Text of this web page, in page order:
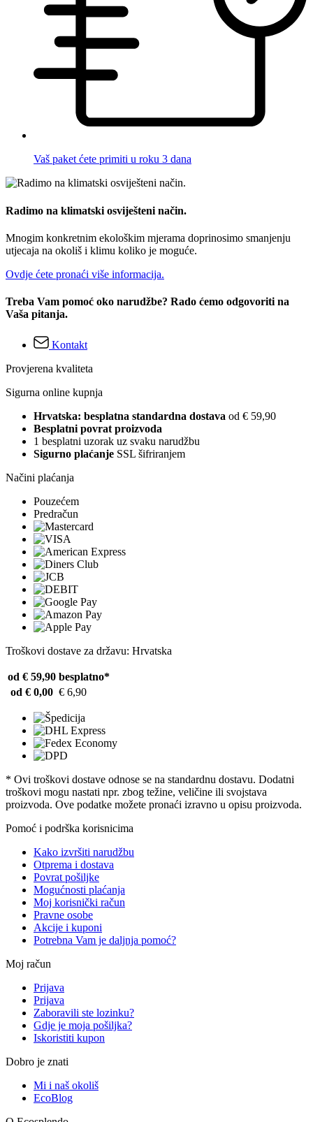
Vaš paket ćete primiti u roku 3 dana
Radimo na klimatski osviješteni način.
Mnogim konkretnim ekološkim mjerama doprinosimo smanjenju
utjecaja na okoliš i klimu koliko je moguće.
Ovdje ćete pronaći više informacija.
Treba Vam pomoć oko narudžbe? Rado ćemo odgovoriti na
Vaša pitanja.
Kontakt
Provjerena kvaliteta
Sigurna online kupnja
Hrvatska: besplatna standardna dostava od € 59,90
Besplatni povrat proizvoda
1 besplatni uzorak uz svaku narudžbu
Sigurno plaćanje SSL šifriranjem
Načini plaćanja
Pouzećem
Predračun
Troškovi dostave za državu: Hrvatska
od € 59,90 besplatno*
od € 0,00 € 6,90
* Ovi troškovi dostave odnose se na standardnu ​​dostavu. Dodatni
troškovi mogu nastati npr. zbog težine, veličine ili svojstava
proizvoda. Ove podatke možete pronaći izravno u opisu proizvoda.
Pomoć i podrška korisnicima
Kako izvršiti narudžbu
Otprema i dostava
Povrat pošiljke
Mogućnosti plaćanja
Moj korisnički račun
Pravne osobe
Akcije i kuponi
Potrebna Vam je daljnja pomoć?
Moj račun
Prijava
Prijava
Zaboravili ste lozinku?
Gdje je moja pošiljka?
Iskoristiti kupon
Dobro je znati
Mi i naš okoliš
EcoBlog